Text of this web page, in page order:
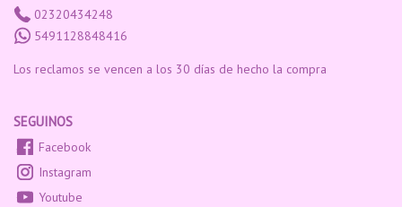
02320434248
5491128848416
Los reclamos se vencen a los 30 días de hecho la compra
SEGUINOS
Facebook
Instagram
Youtube